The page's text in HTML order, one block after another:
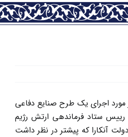
مورد اجرای یک طرح صنایع دفاعی
رییس ستاد فرماندهی ارتش رژیم
آنکارا که پیشتر در نظر داشت